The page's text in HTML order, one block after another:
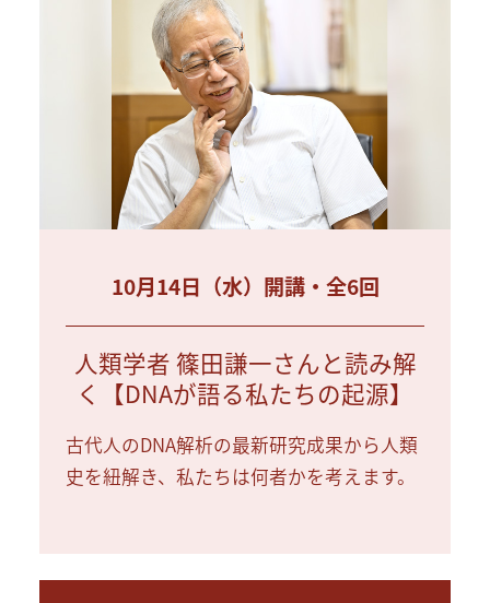
10月14日（水）開講・全6回
人類学者 篠田謙一さんと読み解
く【DNAが語る私たちの起源】
古代人のDNA解析の最新研究成果から人類
史を紐解き、私たちは何者かを考えます。